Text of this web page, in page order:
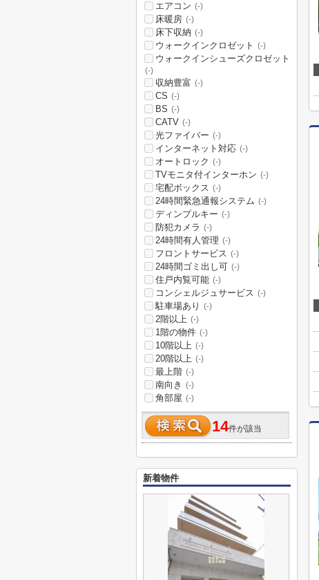
エアコン (-)
床暖房 (-)
床下収納 (-)
ウォークインクロゼット (-)
ウォークインシューズクロゼット
(-)
収納豊富 (-)
CS (-)
BS (-)
CATV (-)
光ファイバー (-)
インターネット対応 (-)
オートロック (-)
TVモニタ付インターホン (-)
宅配ボックス (-)
24時間緊急通報システム (-)
ディンプルキー (-)
防犯カメラ (-)
24時間有人管理 (-)
フロントサービス (-)
24時間ゴミ出し可 (-)
住戸内覧可能 (-)
コンシェルジュサービス (-)
駐車場あり (-)
2階以上 (-)
1階の物件 (-)
10階以上 (-)
20階以上 (-)
最上階 (-)
南向き (-)
角部屋 (-)
14件が該当
新着物件